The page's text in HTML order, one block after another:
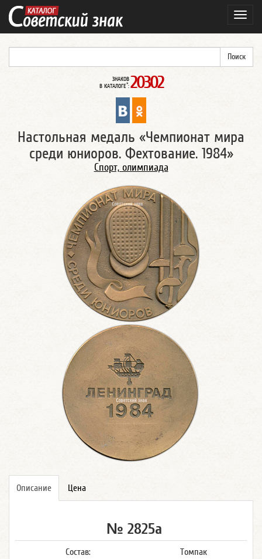
ЗНАКОВ
В КАТАЛОГЕ*: 20302
Настольная медаль «Чемпионат мира
среди юниоров. Фехтование. 1984»
Спорт, олимпиада
Описание Цена
№ 2825а
Состав: Томпак